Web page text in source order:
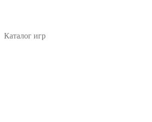
Каталог игр